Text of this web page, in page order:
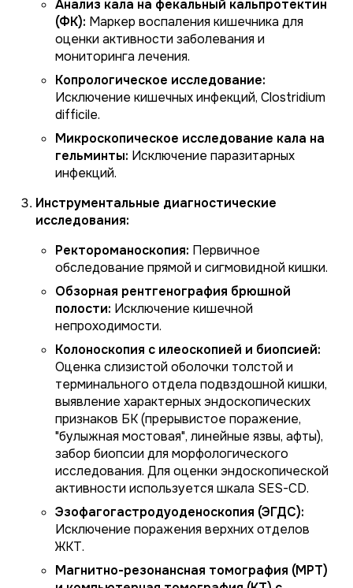
Анализ кала на фекальный кальпротектин
(ФК): Маркер воспаления кишечника для
оценки активности заболевания и
мониторинга лечения.
Копрологическое исследование:
Исключение кишечных инфекций, Clostridium
difficile.
Микроскопическое исследование кала на
гельминты: Исключение паразитарных
инфекций.
Инструментальные диагностические
исследования:
Ректороманоскопия: Первичное
обследование прямой и сигмовидной кишки.
Обзорная рентгенография брюшной
полости: Исключение кишечной
непроходимости.
Колоноскопия с илеоскопией и биопсией:
Оценка слизистой оболочки толстой и
терминального отдела подвздошной кишки,
выявление характерных эндоскопических
признаков БК (прерывистое поражение,
"булыжная мостовая", линейные язвы, афты),
забор биопсии для морфологического
исследования. Для оценки эндоскопической
активности используется шкала SES-CD.
Эзофагогастродуоденоскопия (ЭГДС):
Исключение поражения верхних отделов
ЖКТ.
Магнитно-резонансная томография (МРТ)